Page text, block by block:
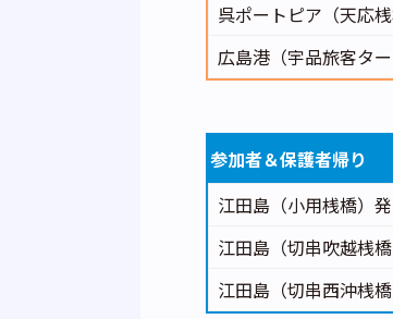
呉ポートピア（天応
広島港（宇品旅客タ
参加者＆保護者帰り
江田島（小用桟橋）発
江田島（切串吹越桟
江田島（切串西沖桟